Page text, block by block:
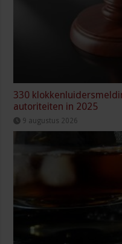
330
autoriteiten in 2025
9 augustus 2026